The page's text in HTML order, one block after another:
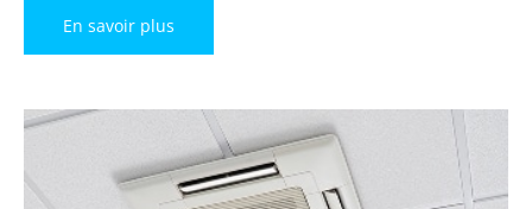
Installation
Climatisation
Monobloc
Confort
Optimisé
En savoir plus